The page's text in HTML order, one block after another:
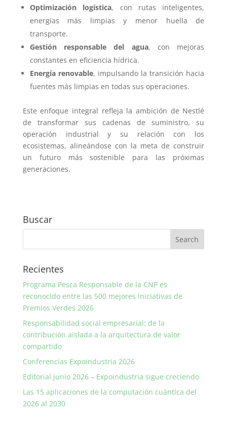
Optimización logística, con rutas inteligentes,
energías más limpias y menor huella de
transporte.
Gestión responsable del agua, con mejoras
constantes en eficiencia hídrica.
Energía renovable, impulsando la transición hacia
fuentes más limpias en todas sus operaciones.
Este enfoque integral refleja la ambición de Nestlé
de transformar sus cadenas de suministro, su
operación industrial y su relación con los
ecosistemas, alineándose con la meta de construir
un futuro más sostenible para las próximas
generaciones.
Buscar
Recientes
Programa Pesca Responsable de la CNP es
reconocido entre las 500 mejores iniciativas de
Premios Verdes 2026
Responsabilidad social empresarial: de la
contribución aislada a la arquitectura de valor
compartido
Conferencias Expoindustria 2026
Editorial junio 2026 – Expoindustria sigue creciendo
Las 15 aplicaciones de la computación cuántica del
2026 al 2030